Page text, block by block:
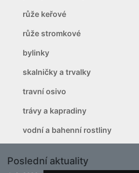
růže keřové
růže stromkové
bylinky
skalničky a trvalky
travní osivo
trávy a kapradiny
vodní a bahenní rostliny
Poslední aktuality